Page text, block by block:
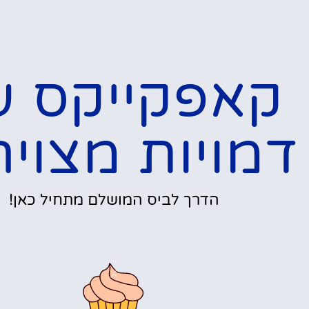
קאפקייקס
דמויות
הדרך לביס המושלם מתחיל כאן!